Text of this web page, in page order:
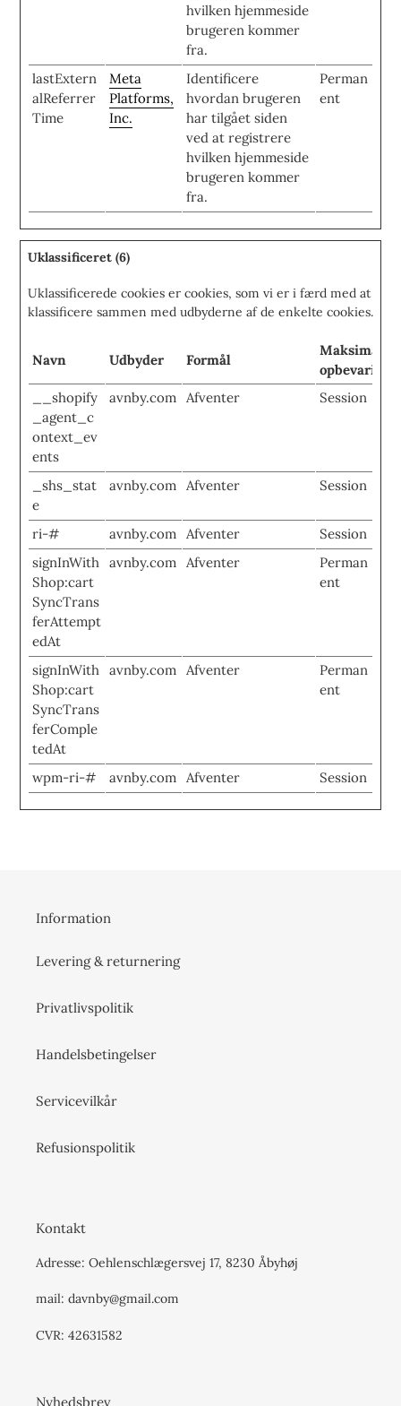
hvilken hjemmeside
brugeren kommer
fra.
lastExtern
alReferrer
Time
Meta
Platforms,
Inc.
Identificere
hvordan brugeren
har tilgået siden
ved at registrere
hvilken hjemmeside
brugeren kommer
fra.
Perman
ent
Uklassificeret (6)
Uklassificerede cookies er cookies, som vi er i færd med at
klassificere sammen med udbyderne af de enkelte cookies.
Navn Udbyder Formål
Maksimal
__shopify
_agent_c
ontext_ev
ents
avnby.com Afventer Session
_shs_stat
e
avnby.com Afventer Session
ri-# avnby.com Afventer
Session
signInWith
Shop:cart
SyncTrans
ferAttempt
edAt
avnby.com Afventer
Perman
ent
signInWith
Shop:cart
SyncTrans
ferComple
tedAt
avnby.com Afventer
Perman
ent
wpm-ri-# avnby.com Afventer Session
Information
Levering & returnering
Privatlivspolitik
Handelsbetingelser
Servicevilkår
Refusionspolitik
Kontakt
Adresse: Oehlenschlægersvej 17, 8230 Åbyhøj
mail: davnby@gmail.com
CVR: 42631582
Nyhedsbrev